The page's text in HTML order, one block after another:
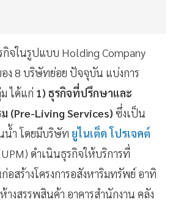
กิจในรูปแบบ Holding Company
อง 8 บริษัทย่อย ปัจจุบัน แบ่งการ
ได้แก่ 1) ธุรกิจที่ปรึกษาและ
(Pre-Living Services) ซึ่งเป็น
น้ำ โดยมีบริษัท ยูไนเต็ด โปรเจคต์
ดำเนินธุรกิจให้บริการที่
สร้างโครงการอสังหาริมทรัพย์ อาทิ
างสรรพสินค้า อาคารสำนักงาน คลัง